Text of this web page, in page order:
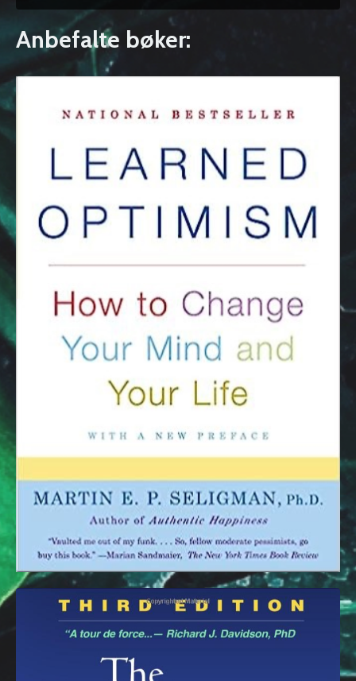
Anbefalte bøker: